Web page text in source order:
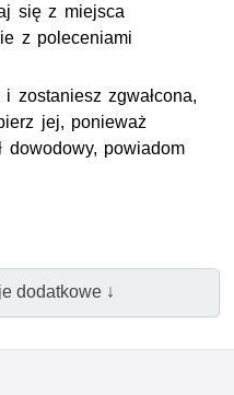
się z miejsca
z poleceniami
zostaniesz zgwałcona,
jej, ponieważ
dowodowy, powiadom
dodatkowe ↓